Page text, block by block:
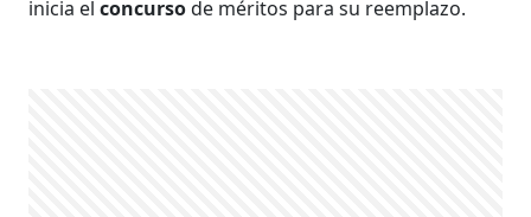
inicia elconcursode méritos para su reemplazo.